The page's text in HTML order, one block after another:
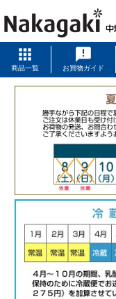
商品一覧 お買物ガイド